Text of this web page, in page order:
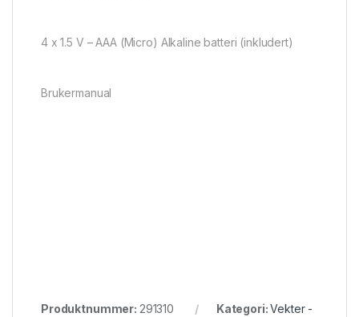
4 x 1.5 V – AAA (Micro) Alkaline batteri (inkludert)
Brukermanual
Produktnummer: 291310 Kategori:Vekter -